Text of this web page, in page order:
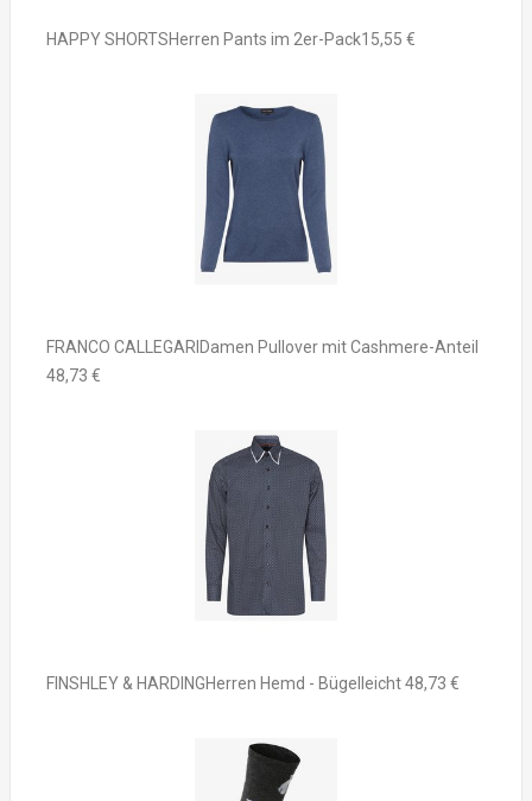
HAPPY SHORTSHerren Pants im 2er-Pack15,55 €
FRANCO CALLEGARIDamen Pullover mit Cashmere-Anteil
48,73 €
FINSHLEY & HARDINGHerren Hemd - Bügelleicht 48,73 €